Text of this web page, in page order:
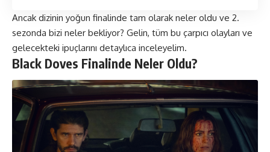
Ancak dizinin yoğun finalinde tam olarak neler oldu ve 2.
sezonda bizi neler bekliyor? Gelin, tüm bu çarpıcı olayları ve
gelecekteki ipuçlarını detaylıca inceleyelim.
Black Doves Finalinde Neler Oldu?